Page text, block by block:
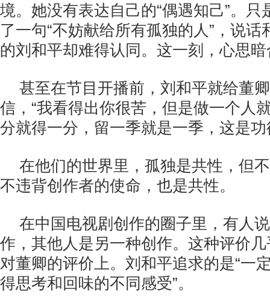
境。她没有表达自己的“偶遇知己”。只
了一句“不妨献给所有孤独的人”，说
的刘和平却难得认同。这一刻，心思
甚至在节目开播前，刘和平就给董
信，“我看得出你很苦，但是做一个人
分就得一分，留一季就是一季，这是功
在他们的世界里，孤独是共性，但
不违背创作者的使命，也是共性。
在中国电视剧创作的圈子里，有人
作，其他人是另一种创作。这种评价
对董卿的评价上。刘和平追求的是“一
得思考和回味的不同感受”。